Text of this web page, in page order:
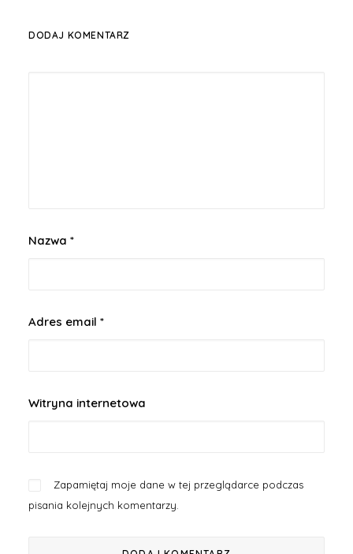
DODAJ KOMENTARZ
Nazwa *
Adres email *
Witryna internetowa
Zapamiętaj moje dane w tej przeglądarce podczas
pisania kolejnych komentarzy.